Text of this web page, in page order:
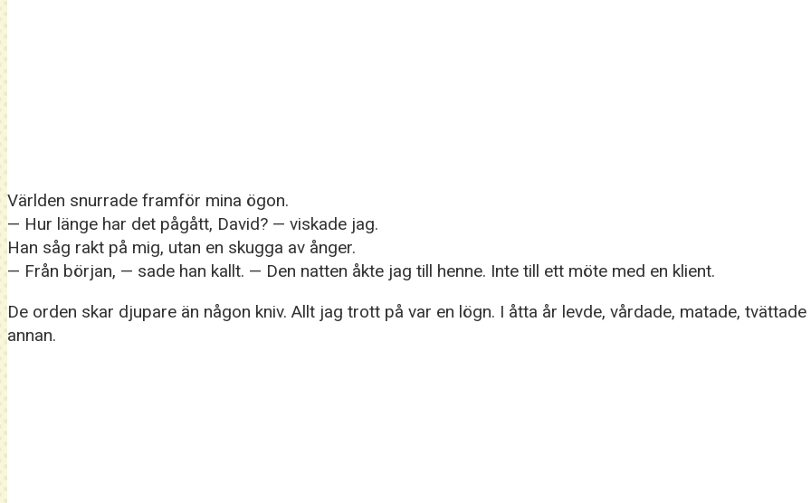
Världen snurrade framför mina ögon.
— Hur länge har det pågått, David? — viskade jag.
Han såg rakt på mig, utan en skugga av ånger.
— Från början, — sade han kallt. — Den natten åkte jag till henne. Inte till ett möte med en klient.
De orden skar djupare än någon kniv. Allt jag trott på var en lögn. I åtta år levde, vårdade, matade,
annan.